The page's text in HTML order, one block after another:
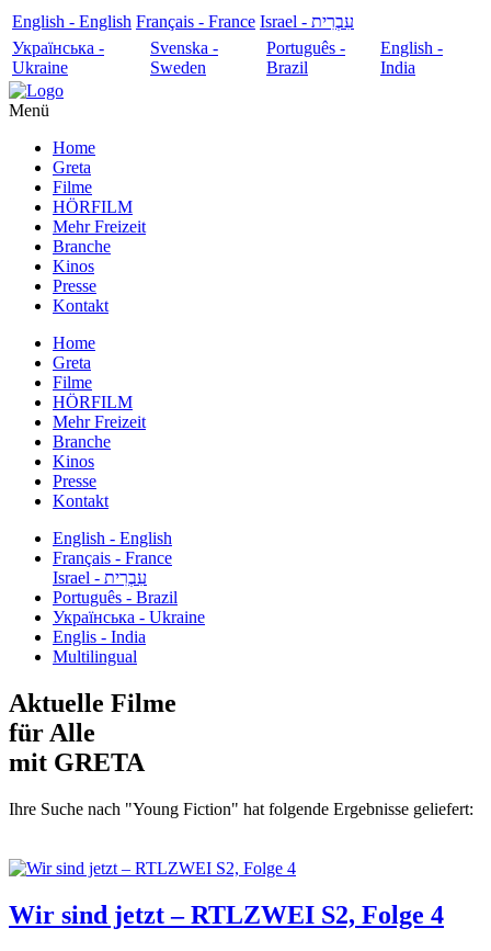
English - English Français - France
עִבְרִית - Israel
Українська -
Ukraine
Svenska -
Sweden
Português -
Brazil
English -
India
Menü
Home
Greta
Filme
HÖRFILM
Mehr Freizeit
Branche
Kinos
Presse
Kontakt
Home
Greta
Filme
HÖRFILM
Mehr Freizeit
Branche
Kinos
Presse
Kontakt
English - English
Français - France
עִבְרִית - Israel
Português - Brazil
Українська - Ukraine
Englis - India
Multilingual
Aktuelle Filme
für Alle
mit GRETA
Ihre Suche nach "Young Fiction" hat folgende Ergebnisse geliefert:
Wir sind jetzt – RTLZWEI S2, Folge 4